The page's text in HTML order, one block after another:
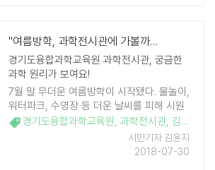
"여름방학, 과학전시관에 가볼까요?"
경기도융합과학교육원 과학전시관, 궁금한
과학 원리가 보여요!
7월 말 무더운 여름방학이 시작됐다. 물놀이,
워터파크, 수영장 등 더운 날씨를 피해 시원
한 물놀이 장소를 찾는 일상도 하루 이틀이
다. 좀 더 색다르고 알차게 보낼 수 있는 곳이
없을까? 특히나 과학 분야에 관심이 있다면
경기도융합과학교육원, 과학전시관, 김윤지
시민기자 김윤지
2018-07-30